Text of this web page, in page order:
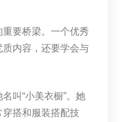
要桥梁。一个优秀
内容，还要学会与
叫“小美衣橱”。她
搭和服装搭配技